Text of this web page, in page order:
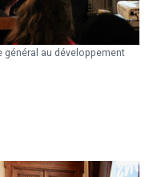
général au développement